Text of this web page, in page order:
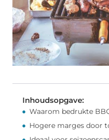
Inhoudsopgave:
Waarom bedrukte
Hogere marges door